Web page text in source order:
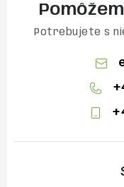
Potrebujete s